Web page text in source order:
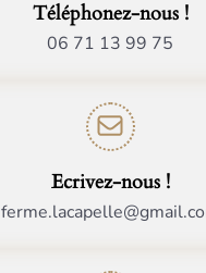
Téléphonez-nous !
06 71 13 99 75
Ecrivez-nous !